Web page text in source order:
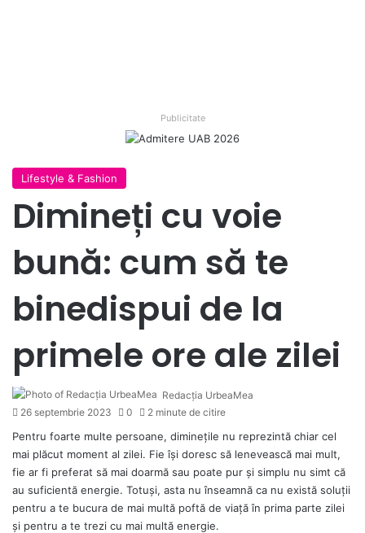
Publicitate
Lifestyle & Fashion
Dimineți cu voie
bună: cum să te
binedispui de la
primele ore ale zilei
Redacția UrbeaMea
26 septembrie 2023
0 2 minute de citire
Pentru foarte multe persoane, diminețile nu reprezintă chiar cel
mai plăcut moment al zilei. Fie își doresc să lenevească mai mult,
fie ar fi preferat să mai doarmă sau poate pur și simplu nu simt că
au suficientă energie. Totuși, asta nu înseamnă ca nu există soluții
pentru a te bucura de mai multă poftă de viață în prima parte zilei
și pentru a te trezi cu mai multă energie.